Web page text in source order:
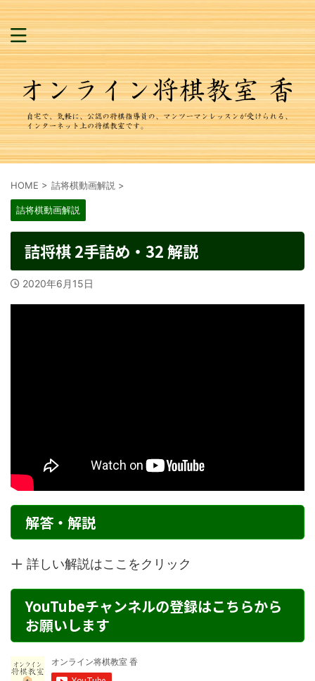
HOME > 詰将棋動画解説 >
詰将棋動画解説
詰将棋 2手詰め・32 解説
2020年6月15日
解答・解説
詳しい解説はここをクリック
YouTubeチャンネルの登録はこちらから
お願いします